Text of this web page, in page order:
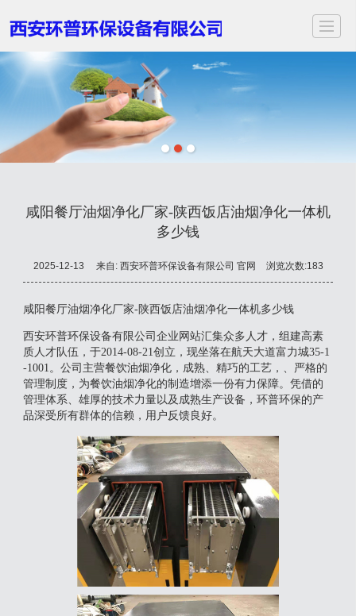
首页 关于我们服务项目 应用领域案例展示
咸阳餐厅油烟净化厂家-陕西饭店油烟净化一体机
多少钱
2025-12-13 来自: 西安环普环保设备有限公司 官网 浏览次数:183
咸阳餐厅油烟净化厂家-陕西饭店油烟净化一体机多少钱
西安环普环保设备有限公司企业网站汇集众多人才，组建高素
质人才队伍，于2014-08-21创立，现坐落在航天大道富力城35-1
-1001。公司主营餐饮油烟净化，成熟、精巧的工艺，、严格的
管理制度，为餐饮油烟净化的制造增添一份有力保障。凭借的
管理体系、雄厚的技术力量以及成熟生产设备，环普环保的产
品深受所有群体的信赖，用户反馈良好。